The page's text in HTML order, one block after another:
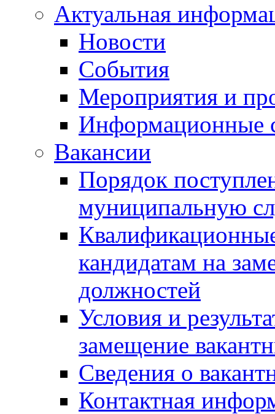
Актуальная
Новости
События
Мероприятия и
Информационные
Вакансии
Порядок
муниципальную
кандидатам на
должностей
Условия и
замещение
Сведения о
Контактная